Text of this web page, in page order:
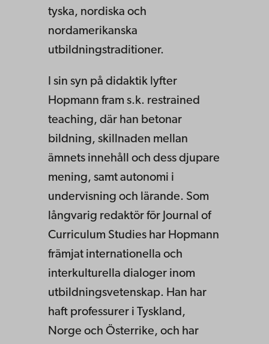
tyska, nordiska och
nordamerikanska
utbildningstraditioner.
I sin syn på didaktik lyfter
Hopmann fram s.k. restrained
teaching, där han betonar
bildning, skillnaden mellan
ämnets innehåll och dess djupare
mening, samt autonomi i
undervisning och lärande. Som
långvarig redaktör för Journal of
Curriculum Studies har Hopmann
främjat internationella och
interkulturella dialoger inom
utbildningsvetenskap. Han har
haft professurer i Tyskland,
Norge och Österrike, och har